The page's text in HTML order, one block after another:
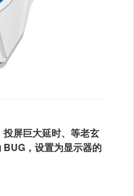
屏巨大延时、等老玄
，设置为显示器的